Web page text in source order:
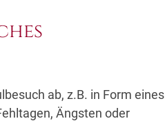
ab, z.B. in Form eines
Ängsten oder